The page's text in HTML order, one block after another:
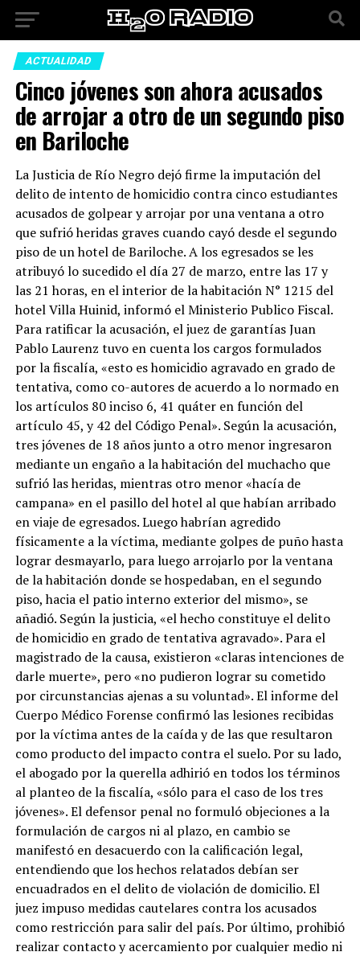
ACTUALIDAD
Cinco jóvenes son ahora acusados
de arrojar a otro de un segundo piso
en Bariloche
La Justicia de Río Negro dejó firme la imputación del
delito de intento de homicidio contra cinco estudiantes
acusados de golpear y arrojar por una ventana a otro
que sufrió heridas graves cuando cayó desde el segundo
piso de un hotel de Bariloche. A los egresados se les
atribuyó lo sucedido el día 27 de marzo, entre las 17 y
las 21 horas, en el interior de la habitación N° 1215 del
hotel Villa Huinid, informó el Ministerio Publico Fiscal.
Para ratificar la acusación, el juez de garantías Juan
Pablo Laurenz tuvo en cuenta los cargos formulados
por la fiscalía, «esto es homicidio agravado en grado de
tentativa, como co-autores de acuerdo a lo normado en
los artículos 80 inciso 6, 41 quáter en función del
artículo 45, y 42 del Código Penal». Según la acusación,
tres jóvenes de 18 años junto a otro menor ingresaron
mediante un engaño a la habitación del muchacho que
sufrió las heridas, mientras otro menor «hacía de
campana» en el pasillo del hotel al que habían arribado
en viaje de egresados. Luego habrían agredido
físicamente a la víctima, mediante golpes de puño hasta
lograr desmayarlo, para luego arrojarlo por la ventana
de la habitación donde se hospedaban, en el segundo
piso, hacia el patio interno exterior del mismo», se
añadió. Según la justicia, «el hecho constituye el delito
de homicidio en grado de tentativa agravado». Para el
magistrado de la causa, existieron «claras intenciones de
darle muerte», pero «no pudieron lograr su cometido
por circunstancias ajenas a su voluntad». El informe del
Cuerpo Médico Forense confirmó las lesiones recibidas
por la víctima antes de la caída y de las que resultaron
como producto del impacto contra el suelo. Por su lado,
el abogado por la querella adhirió en todos los términos
al planteo de la fiscalía, «sólo para el caso de los tres
jóvenes». El defensor penal no formuló objeciones a la
formulación de cargos ni al plazo, en cambio se
manifestó en desacuerdo con la calificación legal,
entendiendo que los hechos relatados debían ser
encuadrados en el delito de violación de domicilio. El
juez impuso medidas cautelares contra los acusados
como restricción para salir del país. Por último, prohibió
realizar contacto y acercamiento por cualquier medio ni